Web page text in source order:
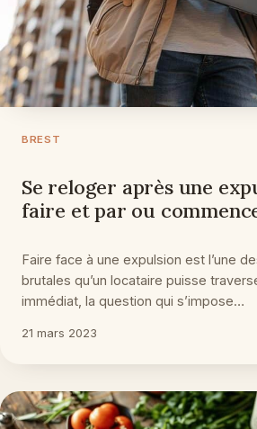
BREST
Se reloger après une
faire et par ou
Faire face à une expulsion est l’une
brutales qu’un locataire puisse
immédiat, la question qui s’impose…
21 mars 2023